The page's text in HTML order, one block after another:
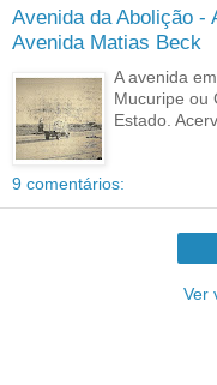
Avenida da Abolição -
Avenida Matias Beck
A avenida
Mucuripe ou
Estado.
9 comentários:
Ver